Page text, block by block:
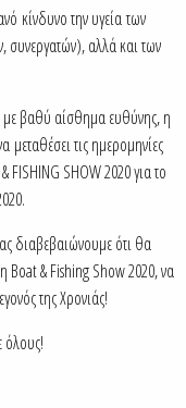
κίνδυνο την υγεία των
συνεργατών), αλλά και των
βαθύ αίσθημα ευθύνης, η
μεταθέσει τις ημερομηνίες
SHOW 2020 για το
διαβεβαιώνουμε ότι θα
Boat & Fishing Show 2020, να
της Χρονιάς!
όλους!